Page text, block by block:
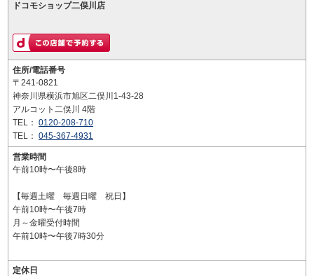
ドコモショップ二俣川店
住所/電話番号
〒241-0821
神奈川県横浜市旭区二俣川1-43-28
アルコット二俣川 4階
TEL： 0120-208-710
TEL： 045-367-4931
営業時間
午前10時〜午後8時
【毎週土曜 毎週日曜 祝日】
午前10時〜午後7時
月～金曜受付時間
午前10時〜午後7時30分
定休日